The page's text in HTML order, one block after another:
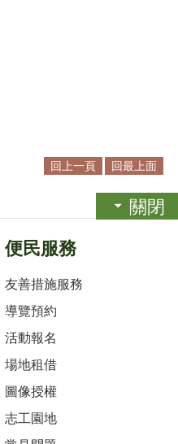
回上一頁 回最上面
關閉
便民服務
友善措施服務
導覽預約
活動報名
場地租借
圖像授權
志工園地